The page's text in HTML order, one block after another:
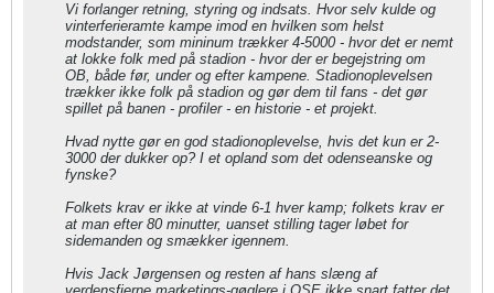
Vi forlanger retning, styring og indsats. Hvor selv kulde og
vinterferieramte kampe imod en hvilken som helst
modstander, som mininum trækker 4-5000 - hvor det er nemt
at lokke folk med på stadion - hvor der er begejstring om
OB, både før, under og efter kampene. Stadionoplevelsen
trækker ikke folk på stadion og gør dem til fans - det gør
spillet på banen - profiler - en historie - et projekt.
Hvad nytte gør en god stadionoplevelse, hvis det kun er 2-
3000 der dukker op? I et opland som det odenseanske og
fynske?
Folkets krav er ikke at vinde 6-1 hver kamp; folkets krav er
at man efter 80 minutter, uanset stilling tager løbet for
sidemanden og smækker igennem.
Hvis Jack Jørgensen og resten af hans slæng af